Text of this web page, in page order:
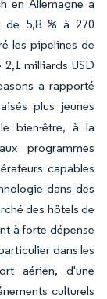
en Allemagne a
de 5,8 % à 270
les pipelines de
milliards USD
a rapporté
plus jeunes
bien-être, à la
programmes
capables
dans des
des hôtels de
à forte dépense
dans les
aérien, d'une
culturels